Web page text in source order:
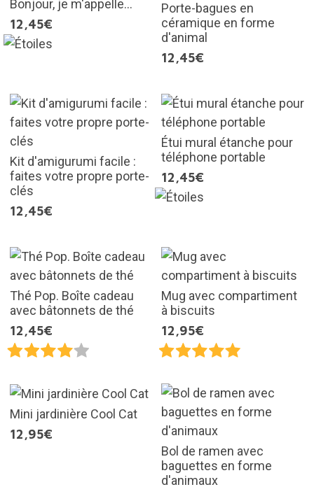
Bonjour, je m'appelle...
12,45€
Porte-bagues en
céramique en forme
d'animal
12,45€
Kit d'amigurumi facile :
faites votre propre porte-
clés
12,45€
Étui mural étanche pour
téléphone portable
12,45€
Thé Pop. Boîte cadeau
avec bâtonnets de thé
12,45€
Mug avec compartiment
à biscuits
12,95€
Mini jardinière Cool Cat
12,95€
Bol de ramen avec
baguettes en forme
d'animaux